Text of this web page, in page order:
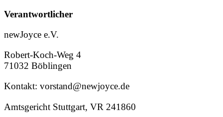
Verantwortlicher
newJoyce e.V.
Robert-Koch-Weg 4
71032 Böblingen
Kontakt: vorstand@newjoyce.de
Amtsgericht Stuttgart, VR 241860